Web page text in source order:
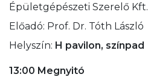
Épületgépészeti Szerelő Kft.
Előadó: Prof. Dr. Tóth László
Helyszín: H pavilon, színpad
13:00 Megnyitó